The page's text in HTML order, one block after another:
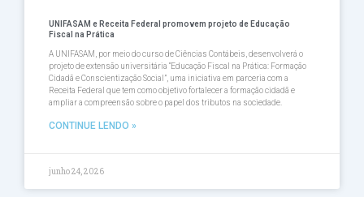
UNIFASAM e Receita Federal promovem projeto de Educação
Fiscal na Prática
A UNIFASAM, por meio do curso de Ciências Contábeis, desenvolverá o
projeto de extensão universitária “Educação Fiscal na Prática: Formação
Cidadã e Conscientização Social”, uma iniciativa em parceria com a
Receita Federal que tem como objetivo fortalecer a formação cidadã e
ampliar a compreensão sobre o papel dos tributos na sociedade.
CONTINUE LENDO »
junho 24, 2026